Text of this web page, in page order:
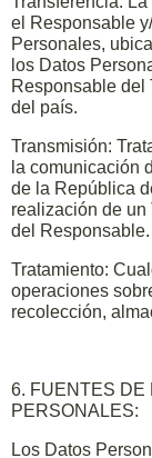
el Responsable
Personales,
los Datos
Responsable del
del país.
Transmisión:
la comunicación
de la República
realización de un
del Responsable.
Tratamiento:
operaciones
recolección,
6. FUENTES DE
PERSONALES:
Los Datos